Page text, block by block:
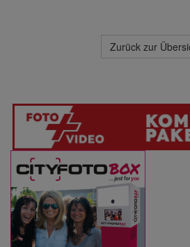
Zurück zur